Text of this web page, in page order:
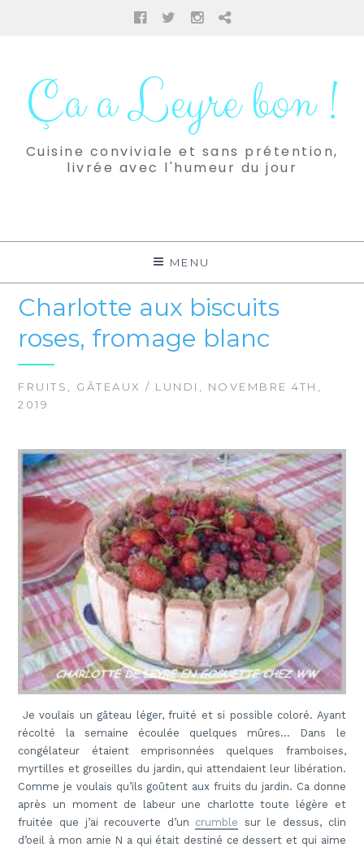
Facebook
TwitterInstagram
Pinterest
contenuÇa a Leyre bon !
Cuisine conviviale et sans prétention,
livrée avec l'humeur du jour
MENU
Charlotte aux biscuits
roses, fromage blanc
FRUITS GÂTEAUX / LUNDI, NOVEMBRE 4TH,
2019
Je voulais un gâteau léger, fruité et si possible coloré. Ayant
récolté la semaine écoulée quelques mûres… Dans le
congélateur étaient emprisonnées quelques framboises,
myrtilles et groseilles du jardin, qui attendaient leur libération.
Comme je voulais qu’ils goûtent aux fruits du jardin. Ca donne
après un moment de labeur une charlotte toute légère et
fruitée que j’ai recouverte d’un crumble sur le dessus, clin
d’oeil à mon amie N a qui était destiné ce dessert et qui aime